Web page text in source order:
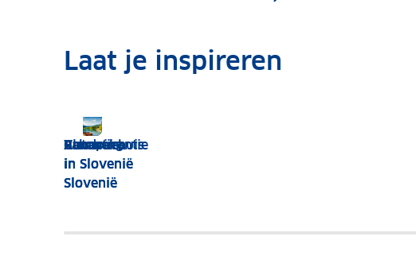
Laat je inspireren
Autovakantie
in Slovenië
Rondreis
in
Slovenië
Glamping
in
Slovenië
Vakantiehuis
in Slovenië